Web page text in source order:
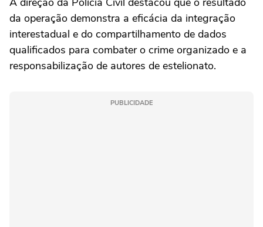
da operação demonstra a eficácia da integração
interestadual e do compartilhamento de dados
qualificados para combater o crime organizado e a
responsabilização de autores de estelionato.
PUBLICIDADE